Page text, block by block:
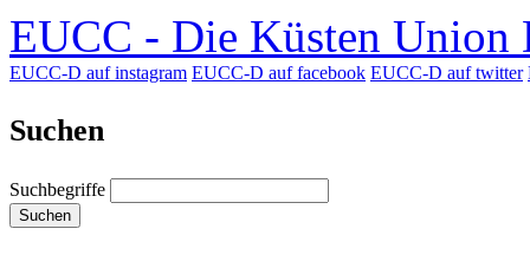
EUCC - Die Küsten Union
EUCC-D auf instagram EUCC-D auf facebook EUCC-D auf twitter
Suchen
Suchbegriffe
Suchen